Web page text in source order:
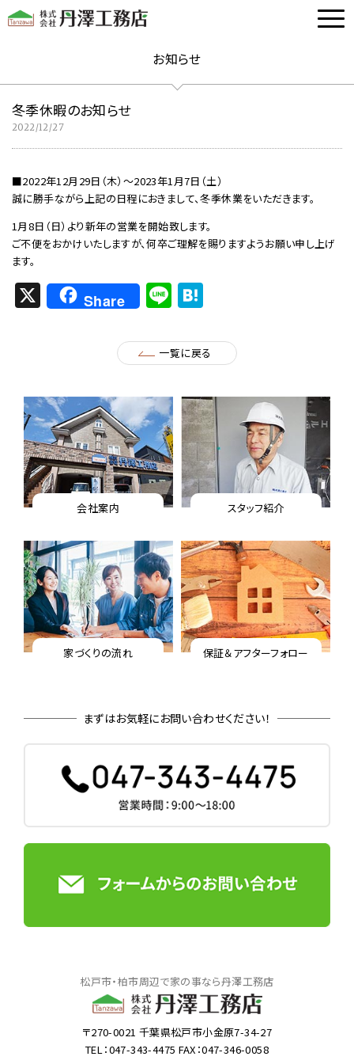
お知らせ
冬季休暇のお知らせ
2022/12/27
■2022年12月29日（木）～2023年1月7日（土）
誠に勝手ながら上記の日程におきまして、冬季休業をいただきます。
1月8日（日）より新年の営業を開始致します。
ご不便をおかけいたしますが、何卒ご理解を賜りますようお願い申し上げ
ます。
X Share Li
e
H
e
n
a
一覧に戻る
会社案内 スタッフ紹介
家づくりの流れ 保証＆アフターフォロー
まずはお気軽にお問い合わせください！
松戸市・柏市周辺で家の事なら丹澤工務店
〒270-0021 千葉県松戸市小金原7-34-27
TEL：047-343-4475 FAX：047-346-0058